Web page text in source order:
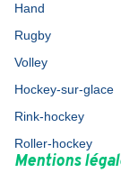
Hand
Rugby
Volley
Hockey-sur-glace
Rink-hockey
Roller-hockey
Mentions